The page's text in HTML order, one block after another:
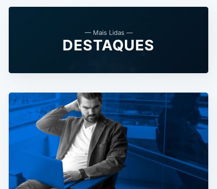
— Mais Lidas —
DESTAQUES